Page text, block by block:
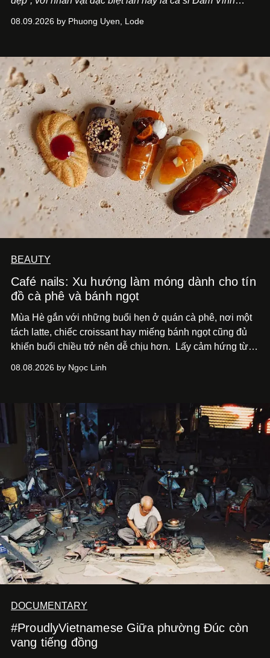
Cà Phê Cà Pháo mang dấu ấn Indochine hoài niệm, thu
08.09.2026 by Phuong Uyen, Lode
BEAUTY
Café nails: Xu hướng làm móng dành cho tín
đồ cà phê và bánh ngọt
Mùa Hè gắn với những buổi hẹn ở quán cà phê, nơi một
tách latte, chiếc croissant hay miếng bánh ngọt cũng đủ
khiến buổi chiều trở nên dễ chịu hơn.
Lấy cảm hứng từ
sử dụng bảng màu nâu sữa, kem, trắng ngà cùng những
quán cà phê. Dưới đây là những mẫu nail được yêu thích
nhất của xu hướng này.
08.08.2026 by Ngọc Linh
DOCUMENTARY
#ProudlyVietnamese Giữa phường Đúc còn
vang tiếng đồng